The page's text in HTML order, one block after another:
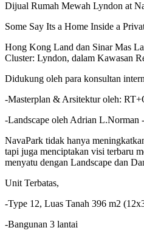
Dijual Rumah Mewah Lyndon at
Some Say Its a Home Inside a
Hong Kong Land dan Sinar Mas
Cluster: Lyndon, dalam Kawasan
Didukung oleh para konsultan
-Masterplan & Arsitektur oleh:
-Landscape oleh Adrian L.Norman
NavaPark tidak hanya
tapi juga menciptakan visi terbaru
menyatu dengan Landscape dan
Unit Terbatas,
-Type 12, Luas Tanah 396 m2
-Bangunan 3 lantai